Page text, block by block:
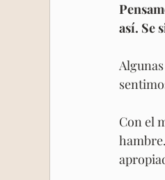
así. Se
Con el